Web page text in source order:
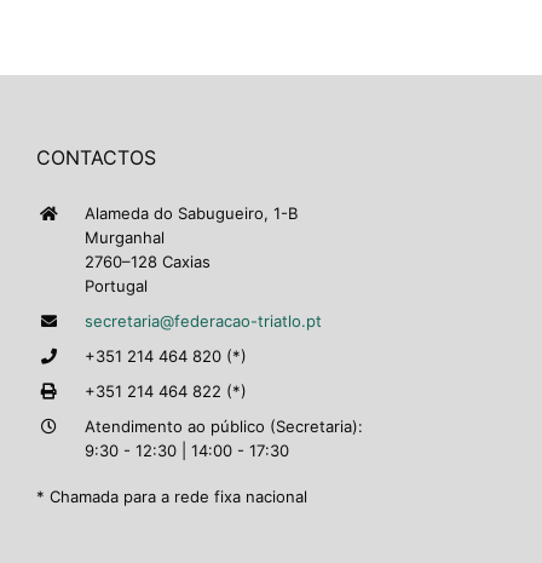
CONTACTOS
Alameda do Sabugueiro, 1-B
Murganhal
2760–128 Caxias
Portugal
secretaria@federacao-triatlo.pt
+351 214 464 820 (*)
+351 214 464 822 (*)
Atendimento ao público (Secretaria):
9:30 - 12:30 | 14:00 - 17:30
* Chamada para a rede fixa nacional